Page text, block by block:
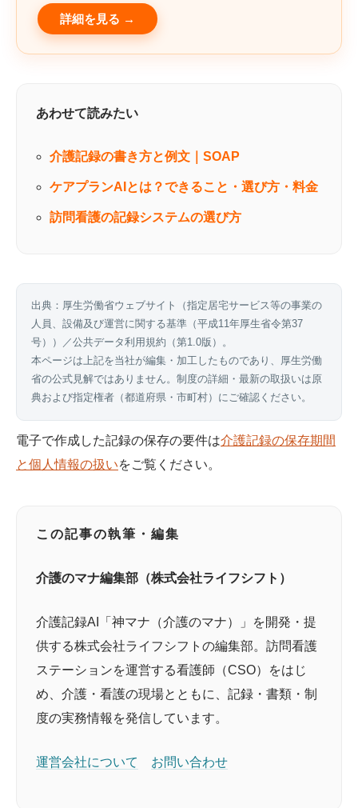
詳細を見る →
あわせて読みたい
介護記録の書き方と例文｜SOAP
ケアプランAIとは？できること・選び方・料金
訪問看護の記録システムの選び方
出典：厚生労働省ウェブサイト（指定居宅サービス等の事業の
人員、設備及び運営に関する基準（平成11年厚生省令第37
号）
）／公共データ利用規約（第1.0版）。
本ページは上記を当社が編集・加工したものであり、厚生労働
省の公式見解ではありません。制度の詳細・最新の取扱いは原
典および指定権者（都道府県・市町村）にご確認ください。
電子で作成した記録の保存の要件は介護記録の保存期間
と個人情報の扱いをご覧ください。
この記事の執筆・編集
介護のマナ編集部（株式会社ライフシフト）
介護記録AI「神マナ（介護のマナ）」を開発・提
供する株式会社ライフシフトの編集部。訪問看護
ステーションを運営する看護師（CSO）をはじ
め、介護・看護の現場とともに、記録・書類・制
度の実務情報を発信しています。
運営会社について お問い合わせ